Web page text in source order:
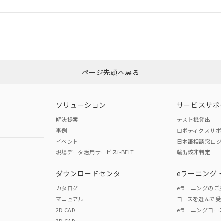
ダウンロードはこちら
（日本
（アメリカ
この製品の規格認証/適合
その他の認証はこちらのページからご
ページ先頭へ戻る
ソリューション
解決提案
事例
イベント
現場データ活用サービスi-BELT
ダウンロードセンタ
カタログ
マニュアル
2D CAD
サービスサポ
テスト機貸出
ロボティクスサ
日本語相談窓口
輸出該非判定
eラーニング
eラーニングのご
コースを選んで
eラーニングコー